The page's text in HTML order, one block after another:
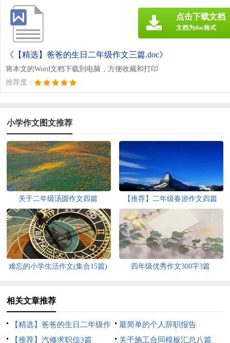
《【精选】爸爸的生日二年级作文三篇.doc》
将本文的Word文档下载到电脑，方便收藏和打印
推荐度：
点击下载文档
文档为doc格式
小学作文图文推荐
关于二年级汤圆作文四篇 【推荐】二年级春游作文四篇
难忘的小学生活作文(集合15篇) 四年级优秀作文300字3篇
相关文章推荐
【精选】爸爸的生日二年级作
文三篇
最简单的个人辞职报告
【推荐】汽修求职信3篇
关于施工合同模板汇总八篇